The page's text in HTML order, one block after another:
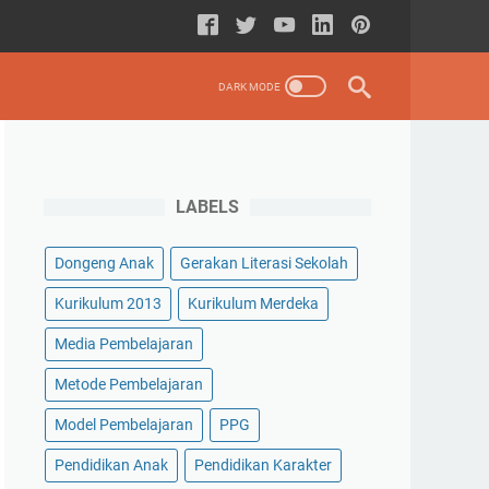
LABELS
Dongeng Anak Gerakan Literasi Sekolah
Kurikulum 2013 Kurikulum Merdeka
Media Pembelajaran
Metode Pembelajaran
Model Pembelajaran PPG
Pendidikan Anak Pendidikan Karakter